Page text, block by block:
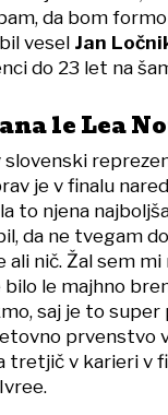
da bom
vesel Jan
do 23 let na
le Lea
je v finalu
to njena
da ne tvegam
nič. Žal sem mi
le majhno
saj je to
prvenstvo
tretjič v karieri v